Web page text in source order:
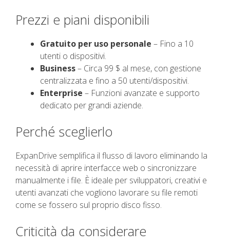
Prezzi e piani disponibili
Gratuito per uso personale – Fino a 10
utenti o dispositivi.
Business– Circa 99 $ al mese, con gestione
centralizzata e fino a 50 utenti/dispositivi.
Enterprise – Funzioni avanzate e supporto
dedicato per grandi aziende.
Perché sceglierlo
ExpanDrive semplifica il flusso di lavoro eliminando la
necessità di aprire interfacce web o sincronizzare
manualmente i file. È ideale per sviluppatori, creativi e
utenti avanzati che vogliono lavorare su file remoti
come se fossero sul proprio disco fisso.
Criticità da considerare